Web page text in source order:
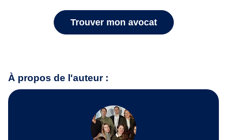
Trouver mon avocat
À propos de l'auteur :